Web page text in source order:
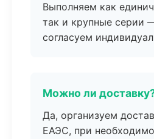
Выполняем как
так и крупные серии
согласуем
Можно ли
Да, организуем
ЕАЭС, при